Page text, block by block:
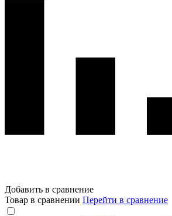
Добавить в сравнение
Товар в сравнении Перейти в сравнение